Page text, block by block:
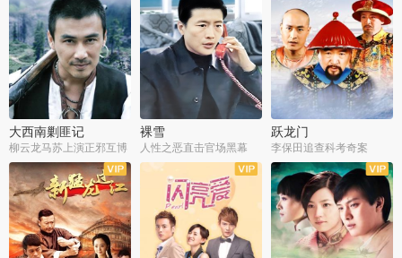
大西南剿匪记
柳云龙马苏上演正邪互博
裸雪
人性之恶直击官场黑幕
跃龙门
李保田追查科考奇案
全36集
全37集 全30集